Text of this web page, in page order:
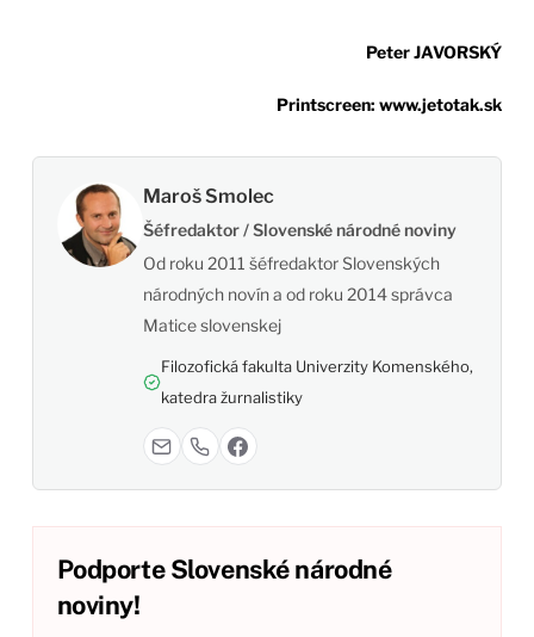
Peter JAVORSKÝ
Printscreen: www.jetotak.sk
Maroš Smolec
Šéfredaktor / Slovenské národné noviny
Od roku 2011 šéfredaktor Slovenských
národných novín a od roku 2014 správca
Matice slovenskej
Filozofická fakulta Univerzity Komenského,
katedra žurnalistiky
Podporte Slovenské národné
noviny!